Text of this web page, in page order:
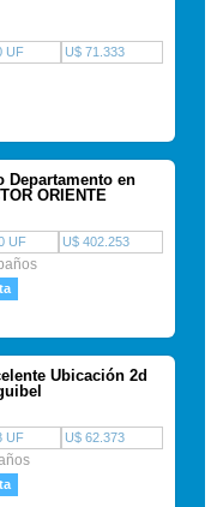
UF U$ 71.333
Departamento en
ORIENTE
UF U$ 402.253
Ubicación 2d
UF U$ 62.373